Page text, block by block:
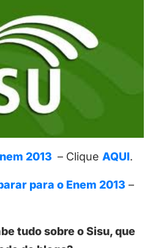
2013 – Clique AQUI.
para o Enem 2013 –
tudo sobre o Sisu, que